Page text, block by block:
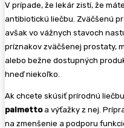
V prípade, že lekár zistí, že
antibiotickú liečbu. Zväčšenú
avšak vo vážnych stavoch
príznakov zväčšenej prostaty,
alebo bežne dostupných
hneď niekoľko.
Ak chcete skúsiť prírodnú
palmettoa výťažky z nej.
na zmenšenie a podporu